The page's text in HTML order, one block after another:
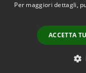
RSS
Per maggiori dettagli,
ACCETTA